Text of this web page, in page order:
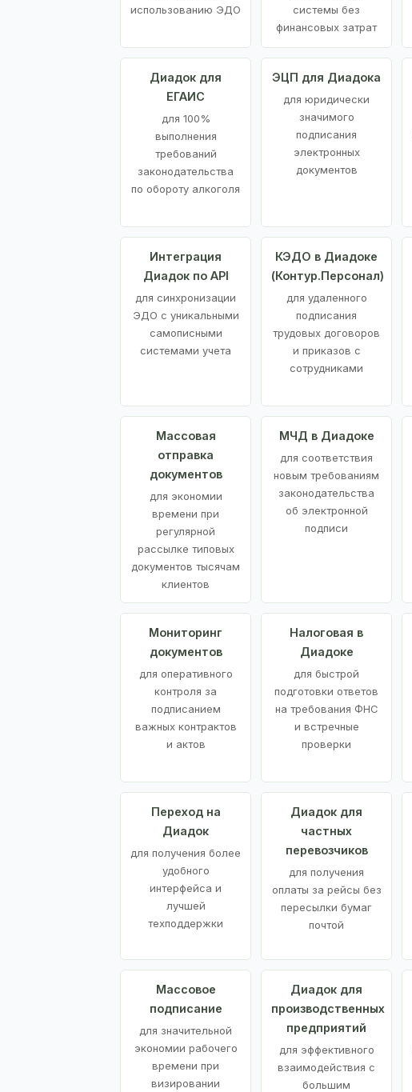
использованию ЭДО
системы без
финансовых затрат
Диадок для
ЕГАИС
для 100%
выполнения
требований
законодательства
по обороту алкоголя
ЭЦП для Диадока
для юридически
значимого
подписания
электронных
документов
Интеграция
Диадок по API
для синхронизации
ЭДО с уникальными
самописными
системами учета
КЭДО в Диадоке
(Контур.Персонал)
для удаленного
подписания
трудовых договоров
и приказов с
сотрудниками
Массовая
отправка
документов
для экономии
времени при
регулярной
рассылке типовых
документов тысячам
клиентов
МЧД в Диадоке
для соответствия
новым требованиям
законодательства
об электронной
подписи
Мониторинг
документов
для оперативного
контроля за
подписанием
важных контрактов
и актов
Налоговая в
Диадоке
для быстрой
подготовки ответов
на требования ФНС
и встречные
проверки
Переход на
Диадок
для получения более
удобного
интерфейса и
лучшей
техподдержки
Диадок для
частных
перевозчиков
для получения
оплаты за рейсы без
пересылки бумаг
почтой
Массовое
подписание
для значительной
экономии рабочего
времени при
визировании
Диадок для
производственных
предприятий
для эффективного
взаимодействия с
большим